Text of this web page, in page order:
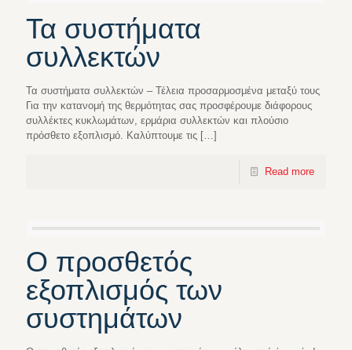
Τα συστήματα
συλλεκτών
Τα συστήματα συλλεκτών – Τέλεια προσαρμοσμένα μεταξύ τους
Για την κατανομή της θερμότητας σας προσφέρουμε διάφορους
συλλέκτες κυκλωμάτων, ερμάρια συλλεκτών και πλούσιο
πρόσθετο εξοπλισμό. Καλύπτουμε τις […]
Read more
Ο προσθετός
εξοπλισμός των
συστημάτων